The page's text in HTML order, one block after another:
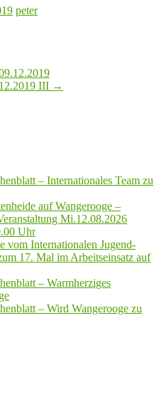
peter
III →
– Internationales Team zu
auf Wangerooge –
Mi.12.08.2026
Uhr
vom Internationalen Jugend-
17. Mal im Arbeitseinsatz auf
– Warmherziges
– Wird Wangerooge zu